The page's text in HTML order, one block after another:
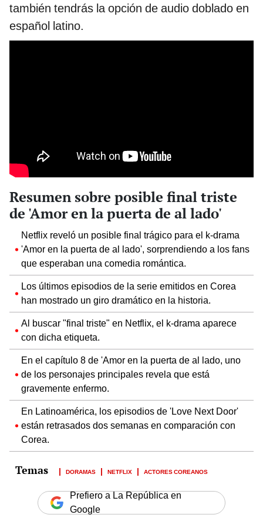
también tendrás la opción de audio doblado en
español latino.
Resumen sobre posible final triste
de 'Amor en la puerta de al lado'
Netflix reveló un posible final trágico para el k-drama
'Amor en la puerta de al lado', sorprendiendo a los fans
que esperaban una comedia romántica.
Los últimos episodios de la serie emitidos en Corea
han mostrado un giro dramático en la historia.
Al buscar "final triste" en Netflix, el k-drama aparece
con dicha etiqueta.
En el capítulo 8 de 'Amor en la puerta de al lado, uno
de los personajes principales revela que está
gravemente enfermo.
En Latinoamérica, los episodios de 'Love Next Door'
están retrasados dos semanas en comparación con
Corea.
DORAMAS NETFLIX ACTORES COREANOS
Prefiero a La República en
Google